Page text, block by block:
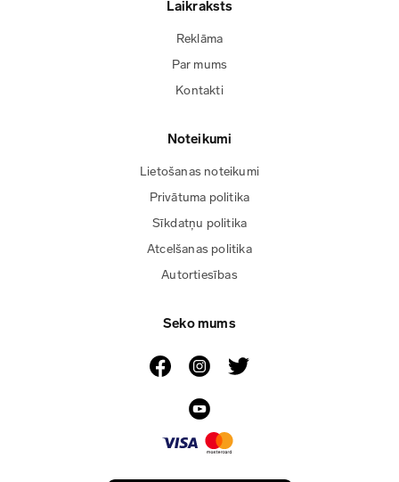
Laikraksts
Reklāma
Par mums
Kontakti
Noteikumi
Lietošanas noteikumi
Privātuma politika
Sīkdatņu politika
Atcelšanas politika
Autortiesības
Seko mums